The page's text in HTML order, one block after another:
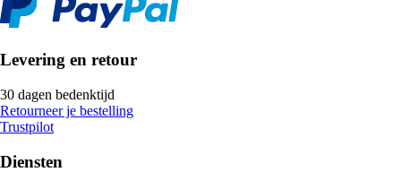
Levering en retour
30 dagen bedenktijd
Retourneer je bestelling
Trustpilot
Diensten